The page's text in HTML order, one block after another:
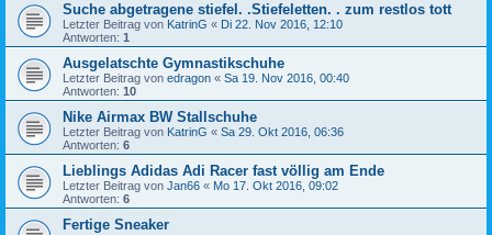
Suche abgetragene stiefel. .Stiefeletten. . zum restlos tott
Letzter Beitrag von KatrinG « Di 22. Nov 2016, 12:10
Antworten: 1
Ausgelatschte Gymnastikschuhe
Letzter Beitrag von edragon « Sa 19. Nov 2016, 00:40
Antworten: 10
Nike Airmax BW Stallschuhe
Letzter Beitrag von KatrinG « Sa 29. Okt 2016, 06:36
Antworten: 6
Lieblings Adidas Adi Racer fast völlig am Ende
Letzter Beitrag von Jan66 « Mo 17. Okt 2016, 09:02
Antworten: 6
Fertige Sneaker